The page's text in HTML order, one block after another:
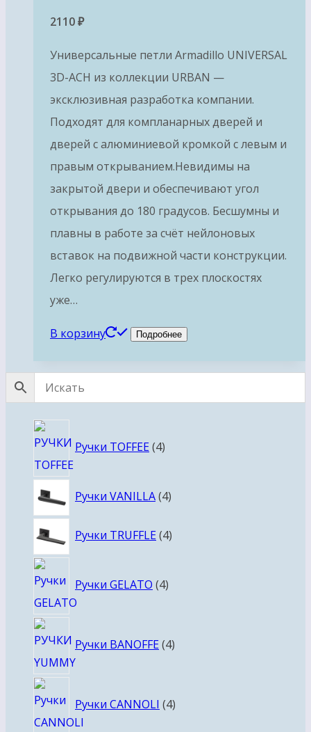
2110₽
Универсальные петли Armadillo UNIVERSAL
3D-ACH из коллекции URBAN —
эксклюзивная разработка компании.
Подходят для компланарных дверей и
дверей с алюминиевой кромкой с левым и
правым открыванием.Невидимы на
закрытой двери и обеспечивают угол
открывания до 180 градусов. Бесшумны и
плавны в работе за счёт нейлоновых
вставок на подвижной части конструкции.
Легко регулируются в трех плоскостях
уже…
В корзину Подробнее
Ручки TOFFEE 4товара
Ручки VANILLA 44
Ручки TRUFFLE 44
Ручки GELATO 4товара
Ручки BANOFFE 4товара
Ручки CANNOLI 4товара